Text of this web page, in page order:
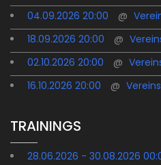
04.09.2026 20:00
@
18.09.2026 20:00
@
02.10.2026 20:00
@
16.10.2026 20:00
@
TRAININGS
28.06.2026 - 30.08.2026